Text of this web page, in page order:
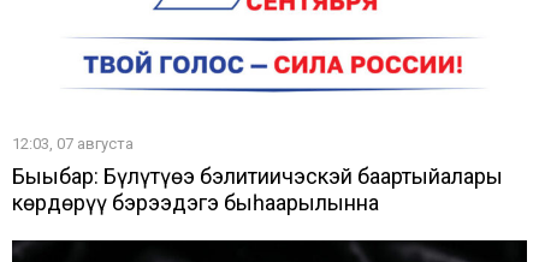
12:03, 07 августа
Быыбар: Бүлүтүөҥҥэ бэлитиичэскэй баартыйалары
көрдөрүү бэрээдэгэ быһаарылынна